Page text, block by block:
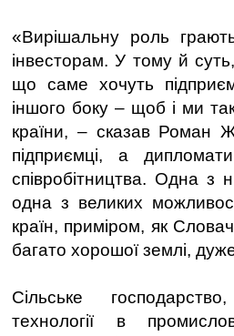
«Вирішальну роль
інвесторам. У тому й
що саме хочуть
іншого боку – щоб і ми
країни, – сказав Роман
підприємці, а
співробітництва. Одна з
одна з великих
країн, приміром, як
багато хорошої землі,
Сільське
технології в